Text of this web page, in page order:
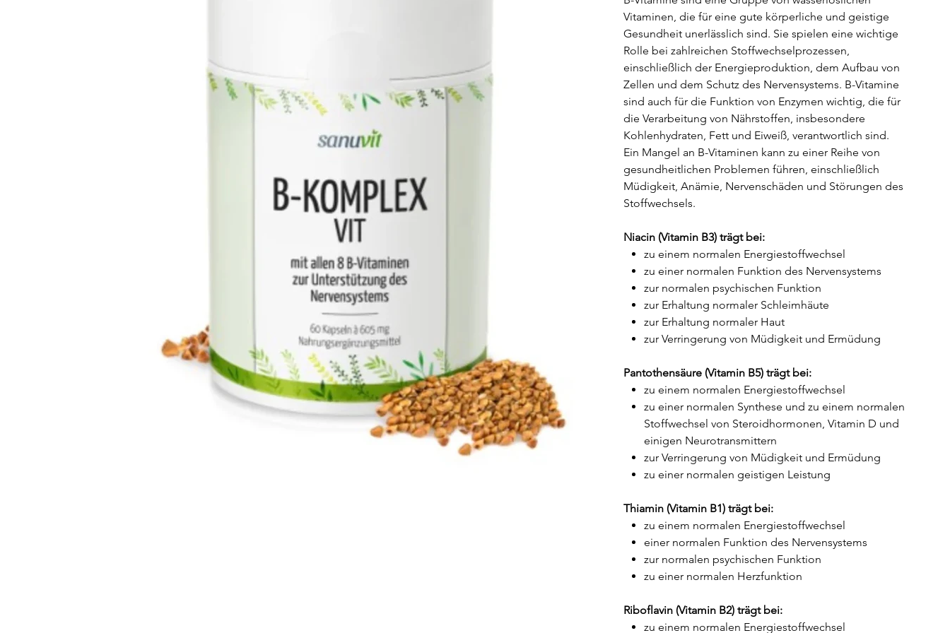
Vitaminen, die für eine gute körperliche und geistige
Gesundheit unerlässlich sind. Sie spielen eine wichtige
Rolle bei zahlreichen Stoffwechselprozessen,
einschließlich der Energieproduktion, dem Aufbau von
Zellen und dem Schutz des Nervensystems. B-Vitamine
sind auch für die Funktion von Enzymen wichtig, die für
die Verarbeitung von Nährstoffen, insbesondere
Kohlenhydraten, Fett und Eiweiß, verantwortlich sind.
Ein Mangel an B-Vitaminen kann zu einer Reihe von
gesundheitlichen Problemen führen, einschließlich
Müdigkeit, Anämie, Nervenschäden und Störungen des
Stoffwechsels.
Niacin (Vitamin B3) trägt bei:
zu einem normalen Energiestoffwechsel
zu einer normalen Funktion des Nervensystems
zur normalen psychischen Funktion
zur Erhaltung normaler Schleimhäute
zur Erhaltung normaler Haut
zur Verringerung von Müdigkeit und Ermüdung
Pantothensäure (Vitamin B5) trägt bei:
zu einem normalen Energiestoffwechsel
zu einer normalen Synthese und zu einem normalen
Stoffwechsel von Steroidhormonen, Vitamin D und
einigen Neurotransmittern
zur Verringerung von Müdigkeit und Ermüdung
zu einer normalen geistigen Leistung
Thiamin (Vitamin B1) trägt bei:
zu einem normalen Energiestoffwechsel
einer normalen Funktion des Nervensystems
zur normalen psychischen Funktion
zu einer normalen Herzfunktion
Riboflavin (Vitamin B2) trägt bei:
zu einem normalen Energiestoffwechsel